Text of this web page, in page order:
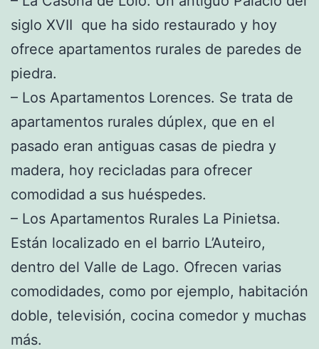
siglo XVII que ha sido restaurado y hoy
ofrece apartamentos rurales de paredes de
piedra.
– Los Apartamentos Lorences. Se trata de
apartamentos rurales dúplex, que en el
pasado eran antiguas casas de piedra y
madera, hoy recicladas para ofrecer
comodidad a sus huéspedes.
– Los Apartamentos Rurales La Pinietsa.
Están localizado en el barrio L’Auteiro,
dentro del Valle de Lago. Ofrecen varias
comodidades, como por ejemplo, habitación
doble, televisión, cocina comedor y muchas
más.